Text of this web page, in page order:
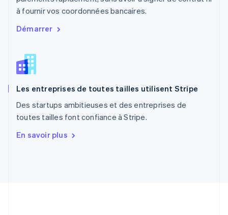
à fournir vos coordonnées bancaires.
Démarrer
Les entreprises de toutes tailles utilisent Stripe
Des startups ambitieuses et des entreprises de
toutes tailles font confiance à Stripe.
En savoir plus
Portugal
Português English
R.A.S. de Hong Kong, Chine
English
Roumanie
Royaume-Uni
Singapour
English简体中文
English